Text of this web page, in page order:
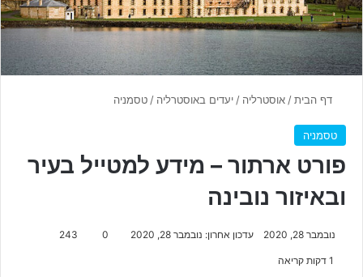
דף הבית/אוסטרליה /יעדים באוסטרליה /טסמניה
טסמניה
פורט ארתור – מידע למטייל בעיר
ובאיזור נובינה
נובמבר 28, 2020 עדכון אחרון: נובמבר 28, 2020 0
243